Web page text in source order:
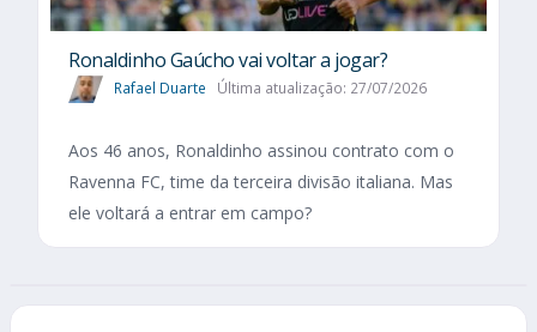
Ronaldinho Gaúcho vai voltar a jogar?
Rafael Duarte Última atualização: 27/07/2026
Aos 46 anos, Ronaldinho assinou contrato com o
Ravenna FC, time da terceira divisão italiana. Mas
ele voltará a entrar em campo?